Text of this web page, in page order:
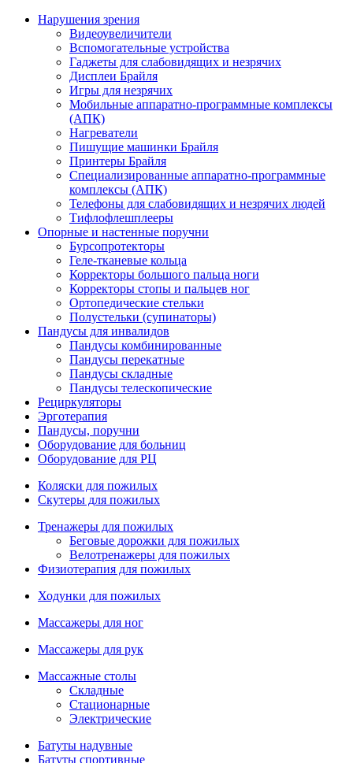
Нарушения зрения
Видеоувеличители
Вспомогательные устройства
Гаджеты для слабовидящих и незрячих
Дисплеи Брайля
Игры для незрячих
Мобильные аппаратно-программные комплексы
(АПК)
Нагреватели
Пишущие машинки Брайля
Принтеры Брайля
Специализированные аппаратно-программные
комплексы (АПК)
Телефоны для слабовидящих и незрячих людей
Тифлофлешплееры
Опорные и настенные поручни
Бурсопротекторы
Геле-тканевые кольца
Корректоры большого пальца ноги
Корректоры стопы и пальцев ног
Ортопедические стельки
Полустельки (супинаторы)
Пандусы для инвалидов
Пандусы комбинированные
Пандусы перекатные
Пандусы складные
Пандусы телескопические
Рециркуляторы
Эрготерапия
Пандусы, поручни
Оборудование для больниц
Оборудование для РЦ
Коляски для пожилых
Скутеры для пожилых
Тренажеры для пожилых
Беговые дорожки для пожилых
Велотренажеры для пожилых
Физиотерапия для пожилых
Ходунки для пожилых
Массажеры для ног
Массажеры для рук
Массажные столы
Складные
Стационарные
Электрические
Батуты надувные
Батуты спортивные